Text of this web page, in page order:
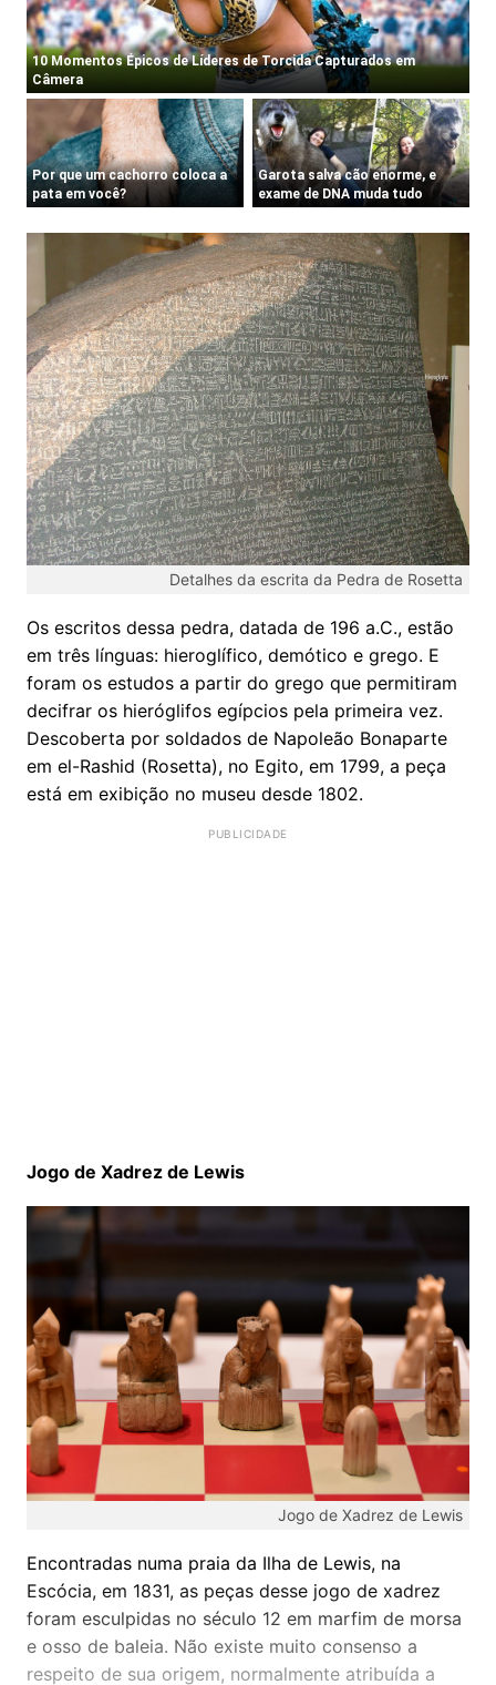
Detalhes da escrita da Pedra de Rosetta
Os escritos dessa pedra, datada de 196 a.C., estão
em três línguas: hieroglífico, demótico e grego. E
foram os estudos a partir do grego que permitiram
decifrar os hieróglifos egípcios pela primeira vez.
Descoberta por soldados de Napoleão Bonaparte
em el-Rashid (Rosetta), no Egito, em 1799, a peça
está em exibição no museu desde 1802.
Jogo de Xadrez de Lewis
Jogo de Xadrez de Lewis
Encontradas numa praia da Ilha de Lewis, na
Escócia, em 1831, as peças desse jogo de xadrez
foram esculpidas no século 12 em marfim de morsa
e osso de baleia. Não existe muito consenso a
respeito de sua origem, normalmente atribuída a